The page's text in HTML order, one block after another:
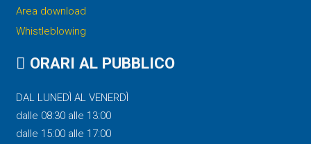
Area download
Whistleblowing
ORARI AL PUBBLICO
DAL LUNEDÌ AL VENERDÌ
dalle 08:30 alle 13:00
dalle 15:00 alle 17:00